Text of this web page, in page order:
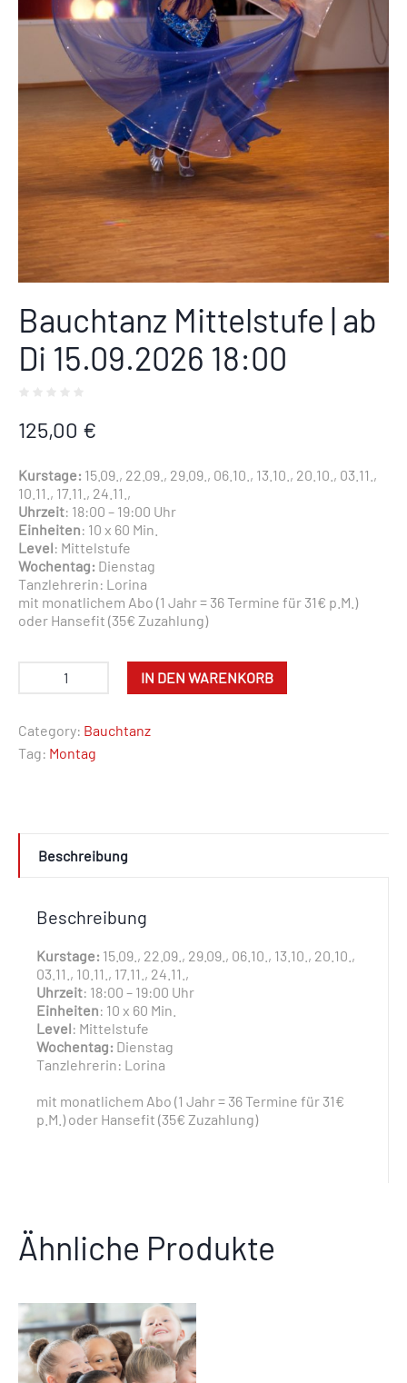
Bauchtanz Mittelstufe | ab
Di 15.09.2026 18:00
125,00 €
Kurstage: 15.09., 22.09., 29.09., 06.10., 13.10., 20.10., 03.11.,
10.11., 17.11., 24.11.,
Uhrzeit: 18:00 – 19:00 Uhr
Einheiten: 10 x 60 Min.
Level: Mittelstufe
Wochentag: Dienstag
Tanzlehrerin: Lorina
mit monatlichem Abo (1 Jahr = 36 Termine für 31€ p.M.)
oder Hansefit (35€ Zuzahlung)
IN DEN WARENKORB
Category: Bauchtanz
Tag: Montag
Beschreibung
Beschreibung
Kurstage: 15.09., 22.09., 29.09., 06.10., 13.10., 20.10.,
03.11., 10.11., 17.11., 24.11.,
Uhrzeit: 18:00 – 19:00 Uhr
Einheiten: 10 x 60 Min.
Level: Mittelstufe
Wochentag: Dienstag
Tanzlehrerin: Lorina
mit monatlichem Abo (1 Jahr = 36 Termine für 31€
p.M.) oder Hansefit (35€ Zuzahlung)
Ähnliche Produkte